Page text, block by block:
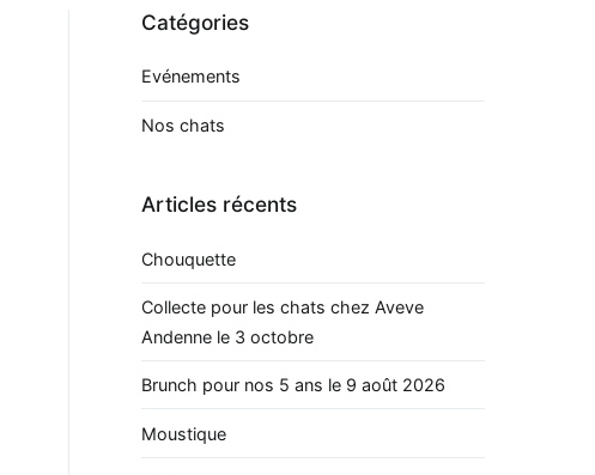
Catégories
Evénements
Nos chats
Articles récents
Chouquette
Collecte pour les chats chez Aveve
Andenne le 3 octobre
Brunch pour nos 5 ans le 9 août 2026
Moustique